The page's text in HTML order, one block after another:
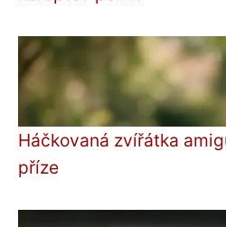
Háčkovaná zvířátka
příze